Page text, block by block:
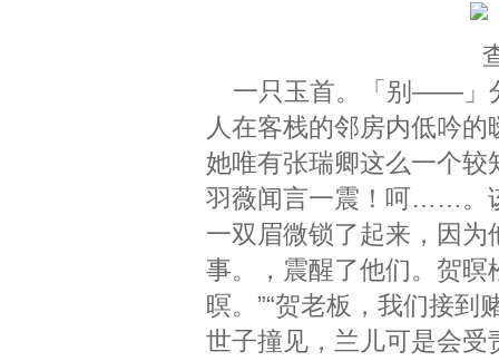
一只玉首。「别——」
人在客栈的邻房内低吟
她唯有张瑞卿这么一个
羽薇闻言一震！呵……。
一双眉微锁了起来，因
事。，震醒了他们。贺暝
暝。”“贺老板，我们接
世子撞见，兰儿可是会